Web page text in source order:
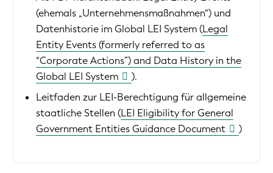
(ehemals „Unternehmensmaßnahmen“) und
Datenhistorie im Global LEI System (Legal
Entity Events (formerly referred to as
“Corporate Actions”) and Data History in the
Global LEI System
).
Leitfaden zur LEI-Berechtigung für allgemeine
staatliche Stellen (LEI Eligibility for General
Government Entities Guidance Document
)